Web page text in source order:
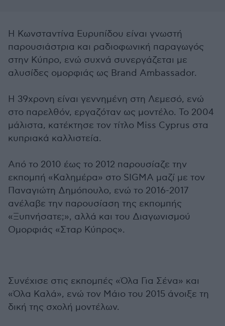
Η Κωνσταντίνα Ευρυπίδου είναι γνωστή
παρουσιάστρια και ραδιοφωνική παραγωγός
στην Κύπρο, ενώ συχνά συνεργάζεται με
αλυσίδες ομορφιάς ως Brand Ambassador.
Η 39χρονη είναι γεννημένη στη Λεμεσό, ενώ
στο παρελθόν, εργαζόταν ως μοντέλο. Το 2004
μάλιστα, κατέκτησε τον τίτλο Miss Cyprus στα
κυπριακά καλλιστεία.
Από το 2010 έως το 2012 παρουσίαζε την
εκπομπή «Καλημέρα» στο SIGMA μαζί με τον
Παναγιώτη Δημόπουλο, ενώ το 2016-2017
ανέλαβε την παρουσίαση της εκπομπής
«Ξυπνήσατε;», αλλά και του Διαγωνισμού
Ομορφιάς «Σταρ Κύπρος».
Συνέχισε στις εκπομπές «Όλα Για Σένα» και
«Όλα Καλά», ενώ τον Μάιο του 2015 άνοιξε τη
δική της σχολή μοντέλων.